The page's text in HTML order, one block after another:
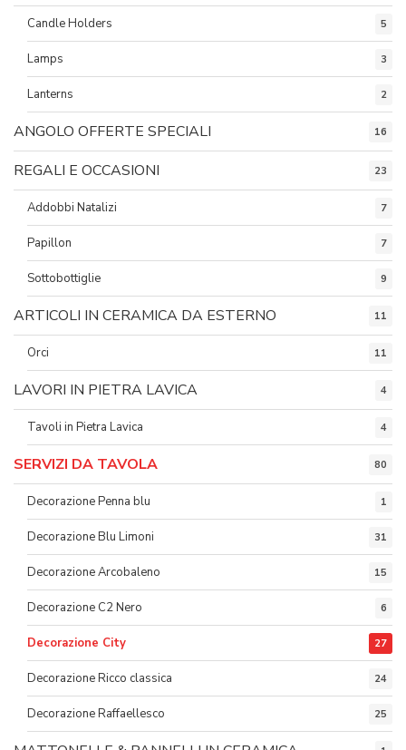
Candle Holders 5
Lamps 3
Lanterns 2
ANGOLO OFFERTE SPECIALI 16
REGALI E OCCASIONI 23
Addobbi Natalizi 7
Papillon 7
Sottobottiglie 9
ARTICOLI IN CERAMICA DA ESTERNO 11
Orci 11
LAVORI IN PIETRA LAVICA 4
Tavoli in Pietra Lavica 4
SERVIZI DA TAVOLA 80
Decorazione Penna blu 1
Decorazione Blu Limoni 31
Decorazione Arcobaleno 15
Decorazione C2 Nero 6
Decorazione City 27
Decorazione Ricco classica 24
Decorazione Raffaellesco 25